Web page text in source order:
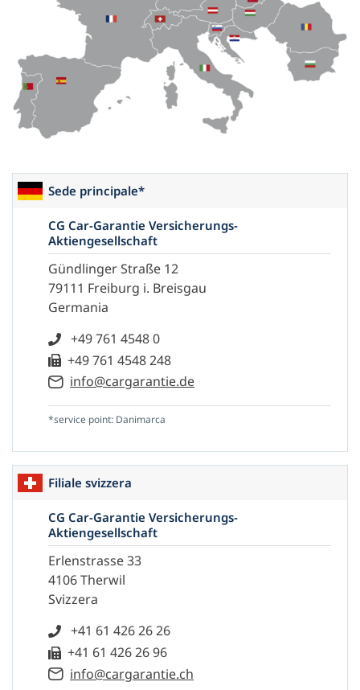
Sede principale*
CG Car-Garantie Versicherungs-
Aktiengesellschaft
Gündlinger Straße 12
79111 Freiburg i. Breisgau
Germania
+49 761 4548 0
+49 761 4548 248
info@cargarantie.de
*service point: Danimarca
Filiale svizzera
CG Car-Garantie Versicherungs-
Aktiengesellschaft
Erlenstrasse 33
4106 Therwil
Svizzera
+41 61 426 26 26
+41 61 426 26 96
info@cargarantie.ch